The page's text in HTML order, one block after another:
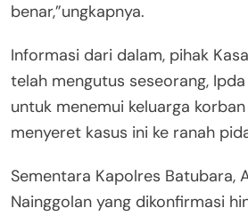
benar,”ungkapnya.
Informasi dari dalam, pihak
telah mengutus seseorang,
untuk menemui keluarga
menyeret kasus ini ke ranah
Sementara Kapolres Batubara,
Nainggolan yang dikonfirmasi